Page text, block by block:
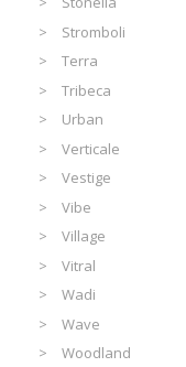
Stromboli
Terra
Tribeca
Urban
Verticale
Vestige
Vibe
Village
Vitral
Wadi
Wave
Woodland